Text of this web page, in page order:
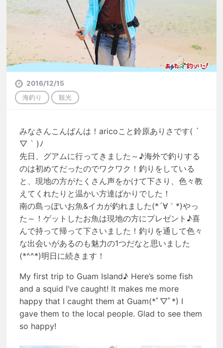
2016/12/15
海釣り
観光
みなさんこんばんは！aricoこと鈴原ありさです( ´
▽ ` )ﾉ
先日、グアムに行ってきました～♪海外で釣りする
のは初めてだったのでワクワク！釣りをしている
と、現地の方がたくさん声をかけて下さり、色々教
えてくれたりと温かい方達ばかりでした！
南の島っぽいお魚&イカが釣れました(*´∀｀*)やっ
た～！ゲットしたお魚は現地の方にプレゼント♪喜
んで持って帰って下さいました！釣りを通して色々
な出会いがあるのも魅力の1つだなと思いました
(*^^*)明日に続きます！
My first trip to Guam Island♪ Here’s some fish
and a squid I’ve caught! It makes me more
happy that I caught them at Guam(*ﾟ▽ﾟ*) I
gave them to the local people. Glad to see them
so happy!